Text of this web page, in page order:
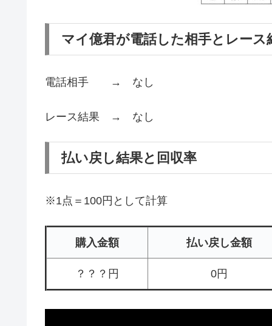
マイ億君が電話した相手とレース
電話相手 → なし
レース結果 → なし
払い戻し結果と回収率
※1点＝100円として計算
購入金額 払い戻し金額
？？？円 0円